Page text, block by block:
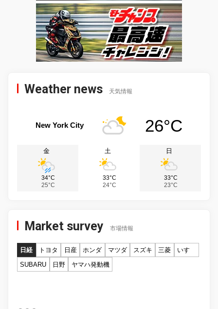
Weather news 天気情報
New York City 26°C
金
34°C
25°C
土
33°C
24°C
日
33°C
23°C
Market survey 市場情報
日経 トヨタ 日産 ホンダ マツダ スズキ 三菱
いすゞ
SUBARU
日野 ヤマハ発動機